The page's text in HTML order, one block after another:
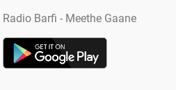
Radio Barfi - Meethe Gaane